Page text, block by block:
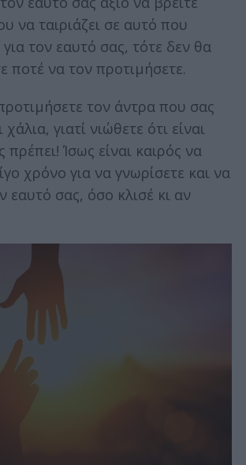
να ταιριάζει σε αυτό που
τον εαυτό σας, τότε δεν θα
ποτέ να τον προτιμήσετε.
τον άντρα που σας
γιατί νιώθετε ότι είναι
Ίσως είναι καιρός να
χρόνο για να γνωρίσετε και να
εαυτό σας, όσο κλισέ κι αν